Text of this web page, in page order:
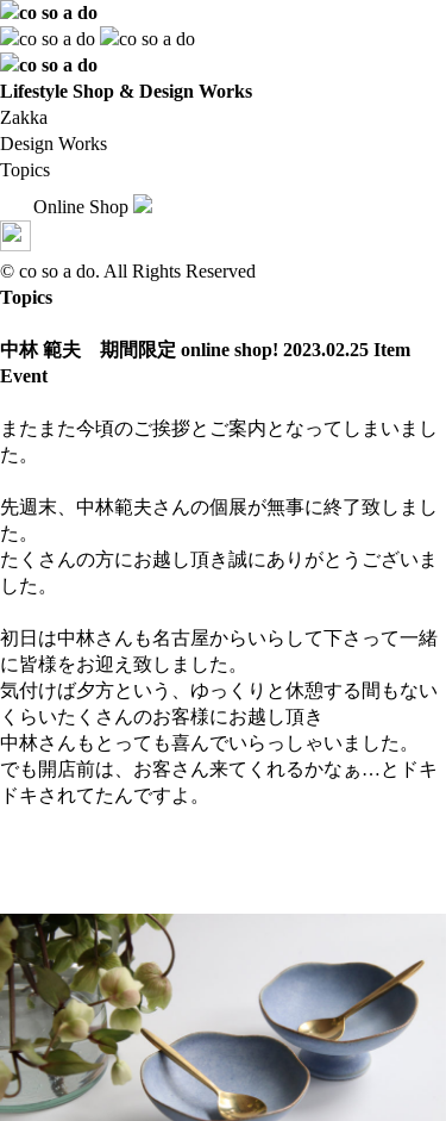
Lifestyle Shop & Design Works
Zakka
Design Works
Topics
Online Shop
© co so a do. All Rights Reserved
Topics
中林 範夫 期間限定 online shop! 2023.02.25 Item
Event
またまた今頃のご挨拶とご案内となってしまいまし
た。
先週末、中林範夫さんの個展が無事に終了致しまし
た。
たくさんの方にお越し頂き誠にありがとうございま
した。
初日は中林さんも名古屋からいらして下さって一緒
に皆様をお迎え致しました。
気付けば夕方という、ゆっくりと休憩する間もない
くらいたくさんのお客様にお越し頂き
中林さんもとっても喜んでいらっしゃいました。
でも開店前は、お客さん来てくれるかなぁ…とドキ
ドキされてたんですよ。